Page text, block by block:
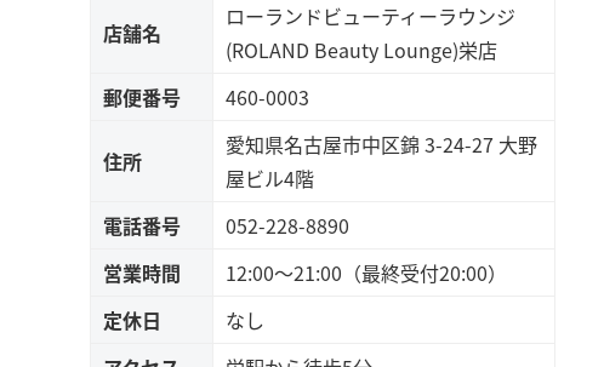
店舗名
ローランドビューティーラウンジ
(ROLAND Beauty Lounge)栄店
郵便番号
460-0003
住所
愛知県名古屋市中区錦 3-24-27 大野
屋ビル4階
電話番号
052-228-8890
営業時間
12:00～21:00（最終受付20:00）
定休日
なし